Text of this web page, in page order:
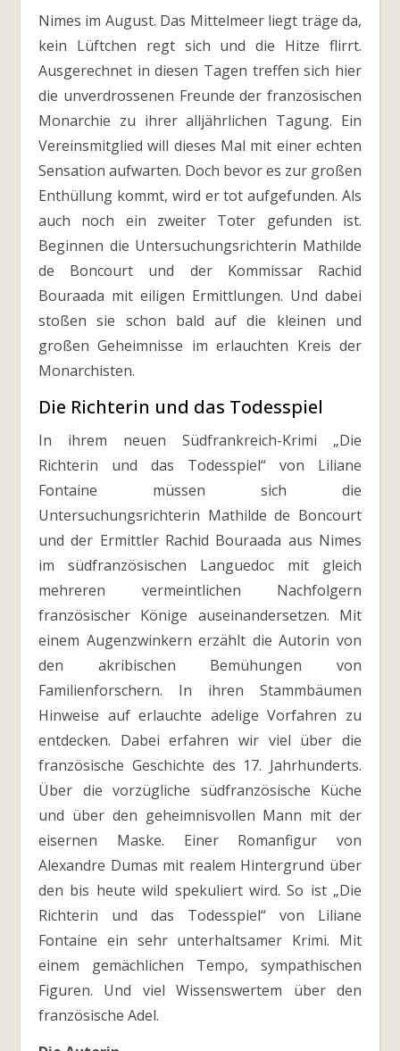
Nimes im August. Das Mittelmeer liegt träge da,
kein Lüftchen regt sich und die Hitze flirrt.
Ausgerechnet in diesen Tagen treffen sich hier
die unverdrossenen Freunde der französischen
Monarchie zu ihrer alljährlichen Tagung. Ein
Vereinsmitglied will dieses Mal mit einer echten
Sensation aufwarten. Doch bevor es zur großen
Enthüllung kommt, wird er tot aufgefunden. Als
auch noch ein zweiter Toter gefunden ist.
Beginnen die Untersuchungsrichterin Mathilde
de Boncourt und der Kommissar Rachid
Bouraada mit eiligen Ermittlungen. Und dabei
stoßen sie schon bald auf die kleinen und
großen Geheimnisse im erlauchten Kreis der
Monarchisten.
Die Richterin und das Todesspiel
In ihrem neuen Südfrankreich-Krimi „Die
Richterin und das Todesspiel“ von Liliane
Fontaine müssen sich die
Untersuchungsrichterin Mathilde de Boncourt
und der Ermittler Rachid Bouraada aus Nimes
im südfranzösischen Languedoc mit gleich
mehreren vermeintlichen Nachfolgern
französischer Könige auseinandersetzen. Mit
einem Augenzwinkern erzählt die Autorin von
den akribischen Bemühungen von
Familienforschern. In ihren Stammbäumen
Hinweise auf erlauchte adelige Vorfahren zu
entdecken. Dabei erfahren wir viel über die
französische Geschichte des 17. Jahrhunderts.
Über die vorzügliche südfranzösische Küche
und über den geheimnisvollen Mann mit der
eisernen Maske. Einer Romanfigur von
Alexandre Dumas mit realem Hintergrund über
den bis heute wild spekuliert wird. So ist „Die
Richterin und das Todesspiel“ von Liliane
Fontaine ein sehr unterhaltsamer Krimi. Mit
einem gemächlichen Tempo, sympathischen
Figuren. Und viel Wissenswertem über den
französische Adel.